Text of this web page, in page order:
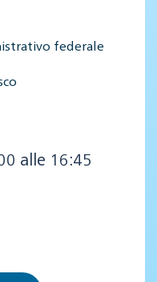
federale
alle 16:45